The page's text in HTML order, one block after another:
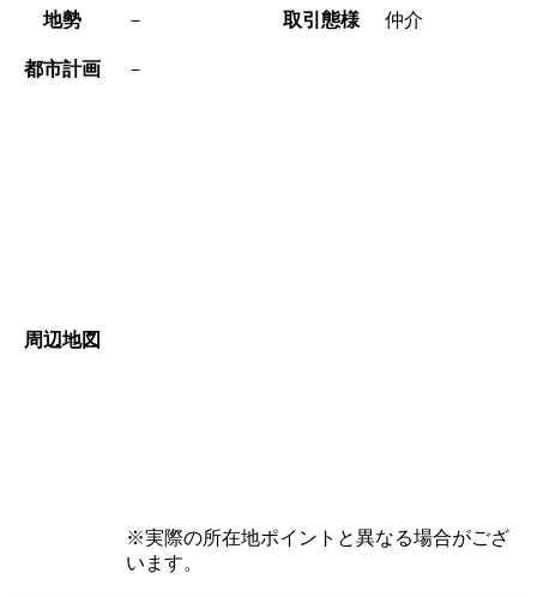
地勢 － 取引態様 仲介
都市計画 －
周辺地図
※実際の所在地ポイントと異なる場合がござ
います。